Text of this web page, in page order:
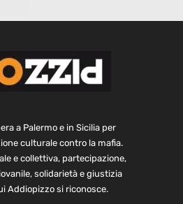
a Palermo e in Sicilia per
culturale contro la mafia.
e collettiva, partecipazione,
solidarietà e giustizia
Addiopizzo si riconosce.